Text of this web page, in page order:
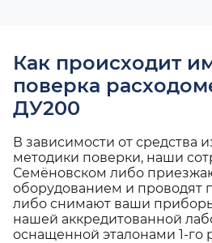
Как происходит
поверка
ДУ200
В зависимости от средства
методики поверки, наши
Семёновском либо
оборудованием и проводят
либо снимают ваши
нашей аккредитованной
оснащенной эталонами 1-го